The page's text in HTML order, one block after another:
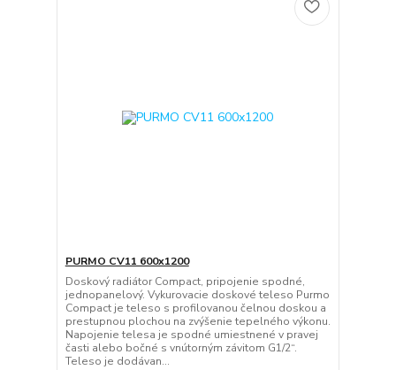
PURMO CV11 600x1200
Doskový radiátor Compact, pripojenie spodné,
jednopanelový. Vykurovacie doskové teleso Purmo
Compact je teleso s profilovanou čelnou doskou a
prestupnou plochou na zvýšenie tepelného výkonu.
Napojenie telesa je spodné umiestnené v pravej
časti alebo bočné s vnútorným závitom G1/2“.
Teleso je dodávan...